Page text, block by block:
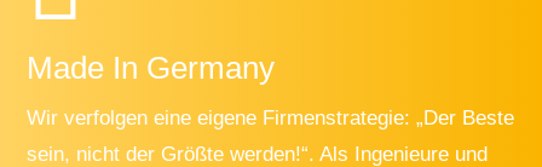
Made In Germany
Wir verfolgen eine eigene Firmenstrategie: „Der Beste
sein, nicht der Größte werden!“. Als Ingenieure und